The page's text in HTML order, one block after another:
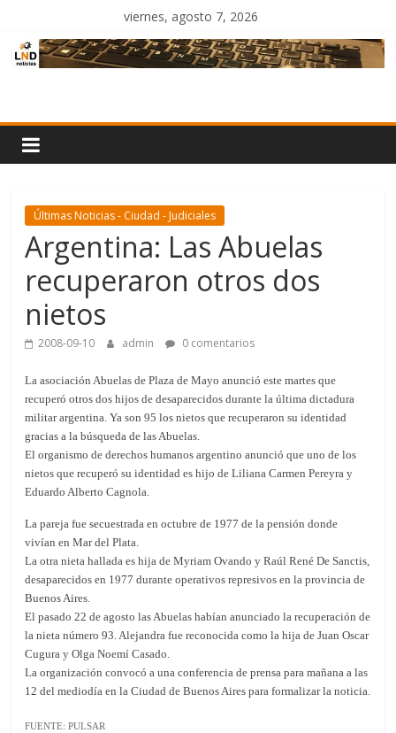
contenido
viernes, agosto 7, 2026
Noticias
Últimas Noticias - Ciudad - Judiciales
Argentina: Las Abuelas
recuperaron otros dos
nietos
2008-09-10 admin 0 comentarios
La asociación Abuelas de Plaza de Mayo anunció este martes que
recuperó otros dos hijos de desaparecidos durante la última dictadura
militar argentina. Ya son 95 los nietos que recuperaron su identidad
gracias a la búsqueda de las Abuelas.
El organismo de derechos humanos argentino anunció que uno de los
nietos que recuperó su identidad es hijo de Liliana Carmen Pereyra y
Eduardo Alberto Cagnola.
La pareja fue secuestrada en octubre de 1977 de la pensión donde
vivían en Mar del Plata.
La otra nieta hallada es hija de Myriam Ovando y Raúl René De Sanctis,
desaparecidos en 1977 durante operativos represivos en la provincia de
Buenos Aires.
El pasado 22 de agosto las Abuelas habían anunciado la recuperación de
la nieta número 93. Alejandra fue reconocida como la hija de Juan Oscar
Cugura y Olga Noemí Casado.
La organización convocó a una conferencia de prensa para mañana a las
12 del mediodía en la Ciudad de Buenos Aires para formalizar la noticia.
FUENTE: PULSAR